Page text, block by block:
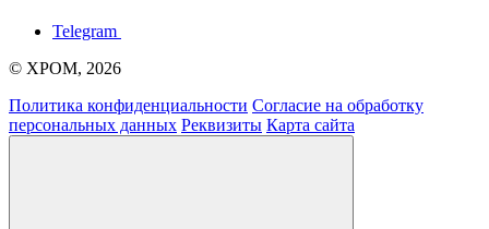
Telegram
© ХРОМ, 2026
Политика конфиденциальности Согласие на обработку
персональных данных Реквизиты Карта сайта